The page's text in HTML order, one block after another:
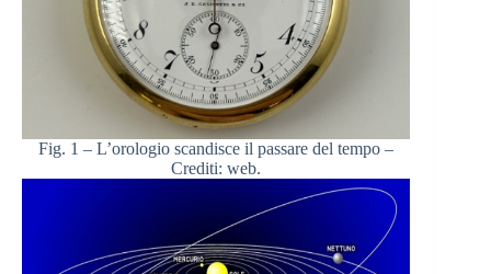
Fig. 1 – L’orologio scandisce il passare del tempo –
Crediti: web.